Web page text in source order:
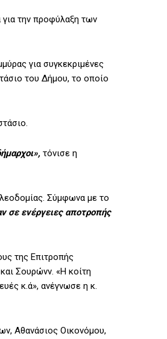
την προφύλαξη των
για συγκεκριμένες
του Δήμου, το οποίο
τόνισε η
Σύμφωνα με το
σε ενέργειες αποτροπής
της Επιτροπής
Σουρώνν. «Η κοίτη
κ.ά», ανέγνωσε η κ.
Αθανάσιος Οικονόμου,